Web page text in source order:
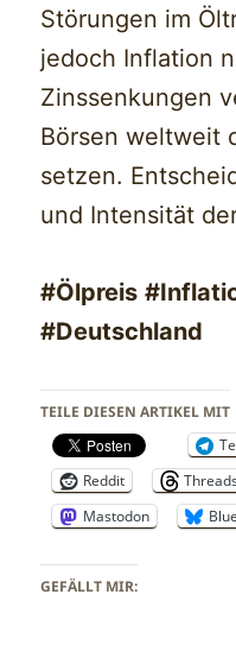
Störungen im
jedoch Inflation
Zinssenkungen
Börsen weltweit
setzen.
und Intensität
#Ölpreis
#Deutschland
TEILE DIESEN ARTIKEL MIT
Reddit
Threads
Mastodon
GEFÄLLT MIR: